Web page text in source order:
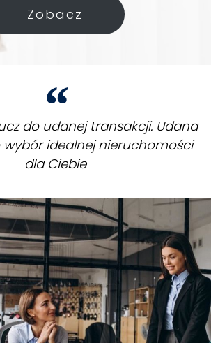
Zobacz
do udanej transakcji. Udana
idealnej nieruchomości
dla Ciebie